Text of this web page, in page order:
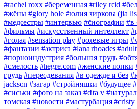
#rachel roxx #беременная #riley reid
#жëны #glory hole #юлия чиркова (jia
#медсестры #интервью #биографии #в
#фильмы #искусственный интеллект
#голая #sensation play #ролевые игры
#фантазии #актриса #lana rhoades
#порноиндустрия #большая грудь
#смелость #hegre.com #женские попки
грудь #переодевания #в одежде и без
jackson #загар #стройняшки #будущее
#сиськи #фото на заказ #dita v
томская #новости #мастурбация #cristy